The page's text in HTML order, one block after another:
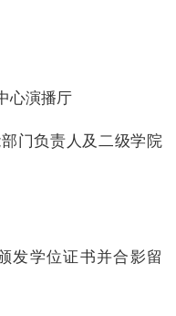
心演播厅
门负责人及二级学院
发学位证书并合影留